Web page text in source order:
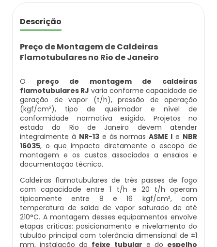
Caldeira Flamotubular Venda
Caldeira Flamotubular Vertical
Caldeira Fogotubular
Caldeira Fogotubular Horizontal
Caldeira Fogotubular Vertical
Caldeira Horizontal
Caldeira Industrial
Caldeira Industrial A Gás
Caldeira Industrial A Lenha
Caldeira Industrial Preço
Inspeção De Caldeiras
Inspeção De Caldeiras A Vapor
Inspeção De Caldeiras E Vasos De Pressão
Inspeção De Caldeiras Flamotubulares
Inspeção De Caldeiras Preço
Inspeção De Caldeiras Profissional
Habilitado
Inspeção De Integridade De Caldeiras
Empresa De Montagem De Caldeiras Gás
Roca
Empresa Que Fazem Montagem De
Empresas De Caldeiraria
Empresas De Caldeiraria E Montagem
Industrial
Empresas De Montagem De Caldeiras
Manutenção De Caldeiras
Manutenção De Caldeiras A Gásoleo
Manutenção De Caldeiras A Lenha
Caldeira A Vapor Industrial A Venda
Caldeira A Vapor Para Cozinha Industrial
Caldeira A Vapor Para Sauna
Caldeira A Vapor Pequena
Caldeira A Vapor Preço
Caldeira A Vapor Vertical
Caldeira De Vapor
Caldeira De Vapor A Gás
Caldeira De Vapor A Venda
Caldeira De Vapor Eletrica
Caldeira A Gás Natural Preço
Caldeira A Gás Preço
Caldeira A Gás Roca
Caldeira A Gás Usada
Caldeira A Gás Vulcano
Caldeira De Aquecimento A Gás
Caldeira De Aquecimento Central A Gás
Caldeira Mural A Gás
Caldeira Mural A Gás Preço
Caldeira Mural A Gás Roca
Descrição
Preço de Montagem de Caldeiras
Flamotubulares no Rio de Janeiro
O preço de montagem de caldeiras
flamotubulares RJ varia conforme capacidade de
geração de vapor (t/h), pressão de operação
(kgf/cm²), tipo de queimador e nível de
conformidade normativa exigido. Projetos no
estado do Rio de Janeiro devem atender
integralmente à NR-13e às normasASME I e NBR
16035, o que impacta diretamente o escopo de
montagem e os custos associados a ensaios e
documentação técnica.
Caldeiras flamotubulares de três passes de fogo
com capacidade entre 1 t/h e 20 t/h operam
tipicamente entre 8 e 16 kgf/cm², com
temperatura de saída de vapor saturado de até
210°C. A montagem desses equipamentos envolve
etapas críticas: posicionamento e nivelamento do
tubulão principal com tolerância dimensional de ±1
mm, instalação do feixe tubular e do espelho